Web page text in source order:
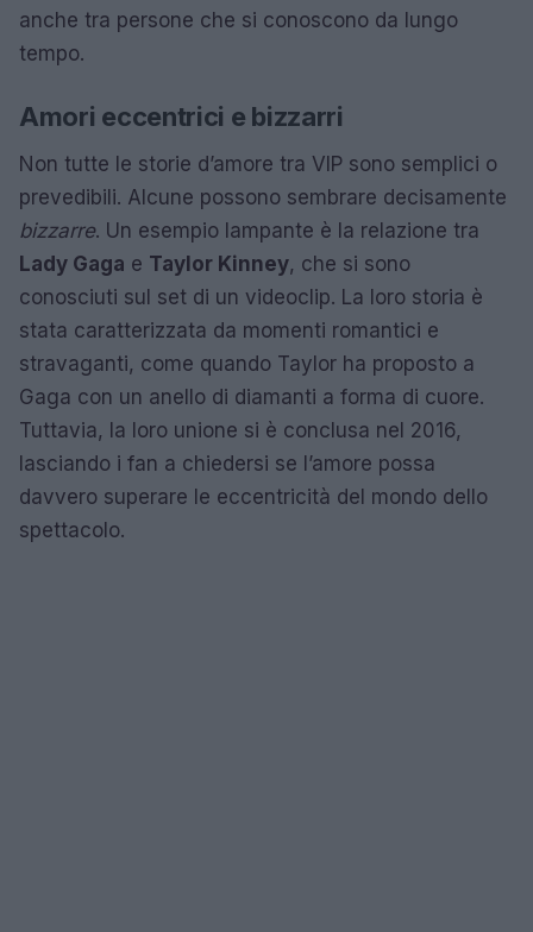
anche tra persone che si conoscono da lungo
tempo.
Amori eccentrici e bizzarri
Non tutte le storie d’amore tra VIP sono semplici o
prevedibili. Alcune possono sembrare decisamente
bizzarre. Un esempio lampante è la relazione tra
Lady Gaga e Taylor Kinney, che si sono
conosciuti sul set di un videoclip. La loro storia è
stata caratterizzata da momenti romantici e
stravaganti, come quando Taylor ha proposto a
Gaga con un anello di diamanti a forma di cuore.
Tuttavia, la loro unione si è conclusa nel 2016,
lasciando i fan a chiedersi se l’amore possa
davvero superare le eccentricità del mondo dello
spettacolo.